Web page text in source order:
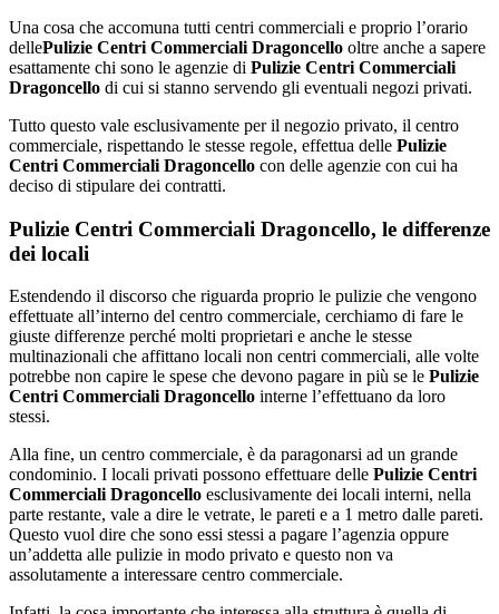
Una cosa che accomuna tutti centri commerciali e proprio l’orario
dellePulizie Centri Commerciali Dragoncello oltre anche a sapere
esattamente chi sono le agenzie di Pulizie Centri Commerciali
Dragoncello di cui si stanno servendo gli eventuali negozi privati.
Tutto questo vale esclusivamente per il negozio privato, il centro
commerciale, rispettando le stesse regole, effettua delle Pulizie
Centri Commerciali Dragoncello con delle agenzie con cui ha
deciso di stipulare dei contratti.
Pulizie Centri Commerciali Dragoncello, le differenze
dei locali
Estendendo il discorso che riguarda proprio le pulizie che vengono
effettuate all’interno del centro commerciale, cerchiamo di fare le
giuste differenze perché molti proprietari e anche le stesse
multinazionali che affittano locali non centri commerciali, alle volte
potrebbe non capire le spese che devono pagare in più se le Pulizie
Centri Commerciali Dragoncello interne l’effettuano da loro
stessi.
Alla fine, un centro commerciale, è da paragonarsi ad un grande
condominio. I locali privati possono effettuare delle Pulizie Centri
Commerciali Dragoncello esclusivamente dei locali interni, nella
parte restante, vale a dire le vetrate, le pareti e a 1 metro dalle pareti.
Questo vuol dire che sono essi stessi a pagare l’agenzia oppure
un’addetta alle pulizie in modo privato e questo non va
assolutamente a interessare centro commerciale.